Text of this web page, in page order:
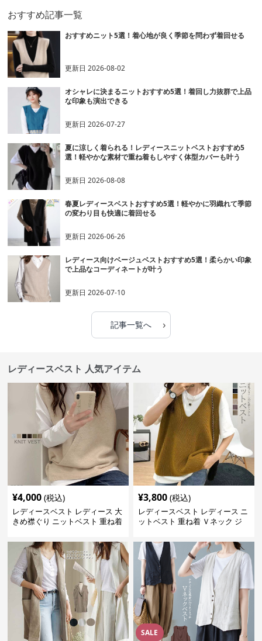
おすすめ記事一覧
おすすめニット5選！着心地が良く季節を問わず着回せる
更新日2026-08-02
オシャレに決まるニットおすすめ5選！着回し力抜群で上品
な印象も演出できる
更新日2026-07-27
夏に涼しく着られる！レディースニットベストおすすめ5
選！軽やかな素材で重ね着もしやすく体型カバーも叶う
更新日2026-08-08
春夏レディースベストおすすめ5選！軽やかに羽織れて季節
の変わり目も快適に着回せる
更新日2026-06-26
レディース向けベージュベストおすすめ5選！柔らかい印象
で上品なコーディネートが叶う
更新日2026-07-10
記事一覧へ ›
レディースベスト 人気アイテム
¥4,000 (税込)
レディースベスト レディース 大
きめ襟ぐり ニットベスト 重ね着
¥3,800 (税込)
レディースベスト レディース ニ
ットベスト 重ね着 Ｖネック ジ
SALE